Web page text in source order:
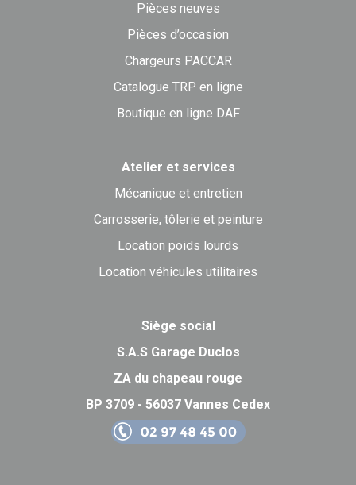
Pièces neuves
Pièces d’occasion
Chargeurs PACCAR
Catalogue TRP en ligne
Boutique en ligne DAF
Atelier et services
Mécanique et entretien
Carrosserie, tôlerie et peinture
Location poids lourds
Location véhicules utilitaires
Siège social
S.A.S Garage Duclos
ZA du chapeau rouge
BP 3709 - 56037 Vannes Cedex